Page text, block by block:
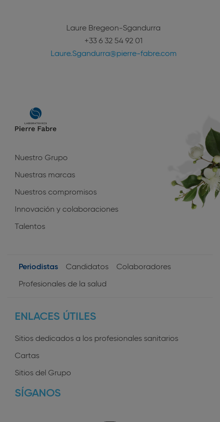
Laure Bregeon-Sgandurra
+33 6 32 54 92 01
Laure.Sgandurra@pierre-fabre.com
Main
navigation
Nuestro Grupo
Nuestras marcas
Nuestros compromisos
Innovación y colaboraciones
Talentos
User
Periodistas Candidatos Colaboradores
Profesionales de la salud
ENLACES ÚTILES
Sitios dedicados a los profesionales sanitarios
Cartas
Sitios del Grupo
SÍGANOS